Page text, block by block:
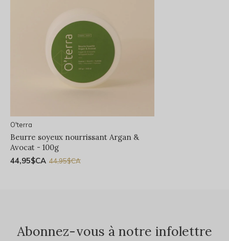
O'terra
Beurre soyeux nourrissant Argan &
Avocat - 100g
44,95$CA 44,95$CA
Abonnez-vous à notre infolettre